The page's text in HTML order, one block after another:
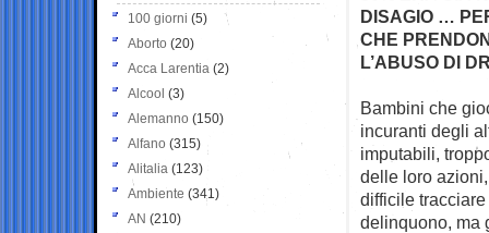
DISAGIO …
CHE
L’ABUSO DI
Bambini che
incuranti degli
imputabili,
delle loro
difficile
delinquono, ma
100 giorni (5)
Aborto (20)
Acca Larentia (2)
Alcool (3)
Alemanno (150)
Alfano (315)
Alitalia (123)
Ambiente (341)
AN (210)